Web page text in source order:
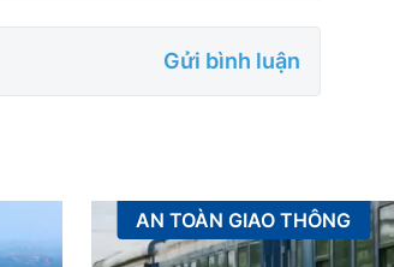
Gửi bình luận
AN TOÀN GIAO THÔNG